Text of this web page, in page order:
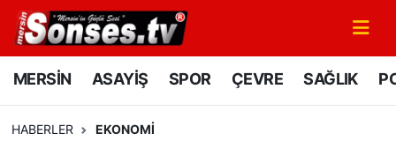
MERSİN ASAYİŞ SPOR ÇEVRE SAĞLIK
HABERLER EKONOMİ
MERSİN
Mersin Nöbetçi Eczaneler